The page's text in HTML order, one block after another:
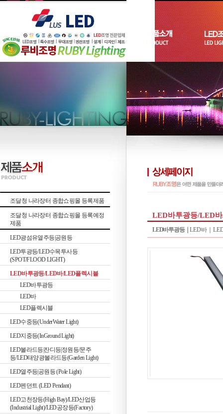
조달청 나라장터 종합쇼핑몰 등록제품
조달청 나라장터 종합쇼핑몰 등록예정
제품
LED광섬유열주등|공원등
LED투광등/LED수목투사등
(SPOT/FLOOD LIGHT)
LED바투광등/LED바/LED플렉시블
LED바투광등
LED바
LED플렉시블
LED수중등(UnderWater Light)
LED지중등(InGround Light)
LED볼라드등|잔디등|정원등/문주
등/LED태양광볼라드등(Garden Light)
LED열주등|공원등 (Pole Light)
LED펜던트 (LED Pendant)
LED고천장등(High Bay)/LED산업등
(Industrial Light)/LED공장등(Factory)
LED바투광등/LED
LED바투광등｜LED바｜